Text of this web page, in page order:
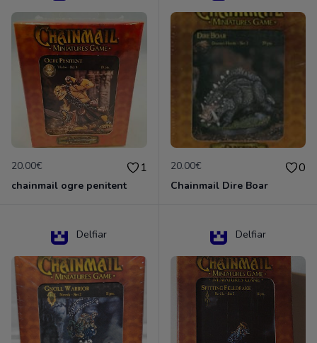
20.00€ 1
chainmail ogre penitent
20.00€ 0
Chainmail Dire Boar
Delfiar Delfiar